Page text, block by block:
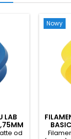
LAB
od
Nowy